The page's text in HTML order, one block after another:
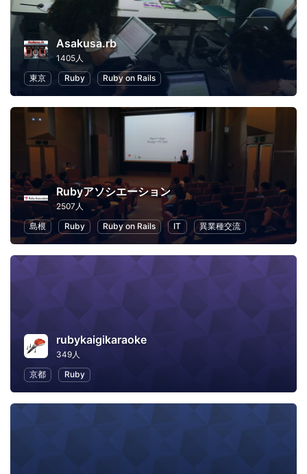
Asakusa.rb
1405人
東京
Ruby Ruby on Rails
Rubyアソシエーション
2507人
島根
Ruby Ruby on Rails IT 異業種交流
rubykaigikaraoke
349人
京都
Ruby